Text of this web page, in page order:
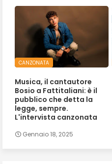
CANZONATA
Musica, il cantautore
Bosio a Fattitaliani: è il
pubblico che detta la
legge, sempre.
L'intervista canzonata
Gennaio 18, 2025